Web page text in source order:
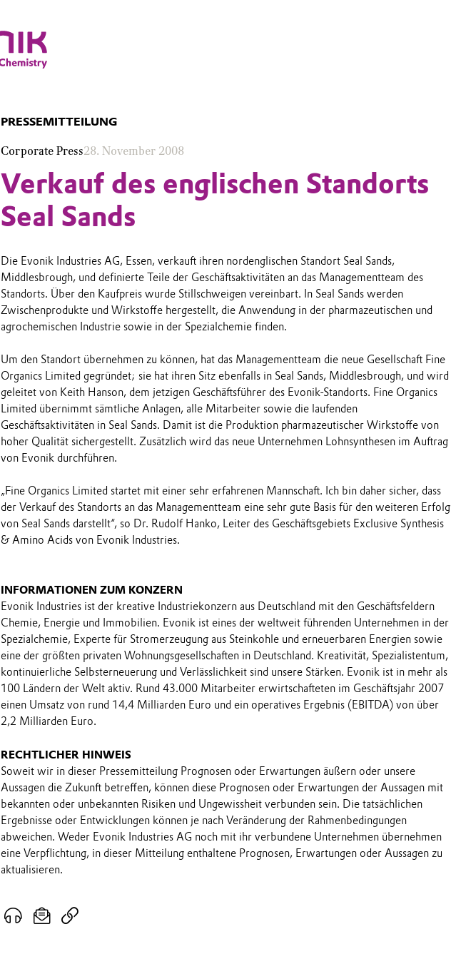
PRESSEMITTEILUNG
Corporate Press28. November 2008
Verkauf des englischen Standorts
Seal Sands
Die Evonik Industries AG, Essen, verkauft ihren nordenglischen Standort Seal Sands,
Middlesbrough, und definierte Teile der Geschäftsaktivitäten an das Managementteam des
Standorts. Über den Kaufpreis wurde Stillschweigen vereinbart. In Seal Sands werden
Zwischenprodukte und Wirkstoffe hergestellt, die Anwendung in der pharmazeutischen und
agrochemischen Industrie sowie in der Spezialchemie finden.
Um den Standort übernehmen zu können, hat das Managementteam die neue Gesellschaft Fine
Organics Limited gegründet; sie hat ihren Sitz ebenfalls in Seal Sands, Middlesbrough, und wird
geleitet von Keith Hanson, dem jetzigen Geschäftsführer des Evonik-Standorts. Fine Organics
Limited übernimmt sämtliche Anlagen, alle Mitarbeiter sowie die laufenden
Geschäftsaktivitäten in Seal Sands. Damit ist die Produktion pharmazeutischer Wirkstoffe von
hoher Qualität sichergestellt. Zusätzlich wird das neue Unternehmen Lohnsynthesen im Auftrag
von Evonik durchführen.
„Fine Organics Limited startet mit einer sehr erfahrenen Mannschaft. Ich bin daher sicher, dass
der Verkauf des Standorts an das Managementteam eine sehr gute Basis für den weiteren Erfolg
von Seal Sands darstellt“, so Dr. Rudolf Hanko, Leiter des Geschäftsgebiets Exclusive Synthesis
& Amino Acids von Evonik Industries.
INFORMATIONEN ZUM KONZERN
Evonik Industries ist der kreative Industriekonzern aus Deutschland mit den Geschäftsfeldern
Chemie, Energie und Immobilien. Evonik ist eines der weltweit führenden Unternehmen in der
Spezialchemie, Experte für Stromerzeugung aus Steinkohle und erneuerbaren Energien sowie
eine der größten privaten Wohnungsgesellschaften in Deutschland. Kreativität, Spezialistentum,
kontinuierliche Selbsterneuerung und Verlässlichkeit sind unsere Stärken. Evonik ist in mehr als
100 Ländern der Welt aktiv. Rund 43.000 Mitarbeiter erwirtschafteten im Geschäftsjahr 2007
einen Umsatz von rund 14,4 Milliarden Euro und ein operatives Ergebnis (EBITDA) von über
2,2 Milliarden Euro.
RECHTLICHER HINWEIS
Soweit wir in dieser Pressemitteilung Prognosen oder Erwartungen äußern oder unsere
Aussagen die Zukunft betreffen, können diese Prognosen oder Erwartungen der Aussagen mit
bekannten oder unbekannten Risiken und Ungewissheit verbunden sein. Die tatsächlichen
Ergebnisse oder Entwicklungen können je nach Veränderung der Rahmenbedingungen
abweichen. Weder Evonik Industries AG noch mit ihr verbundene Unternehmen übernehmen
eine Verpflichtung, in dieser Mitteilung enthaltene Prognosen, Erwartungen oder Aussagen zu
aktualisieren.